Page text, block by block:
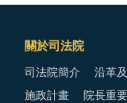
關於司法院
司法院簡介 沿革
施政計畫 院長重